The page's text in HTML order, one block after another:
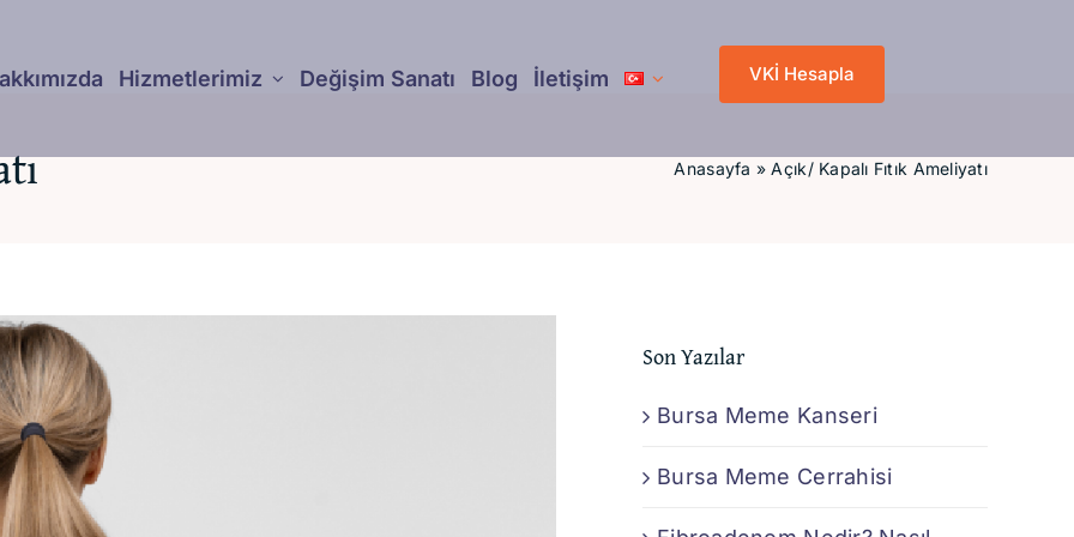
Hizmetlerimiz Değişim Sanatı Blog İletişim VKİ Hesapla
Anasayfa »Açık/ Kapalı Fıtık Ameliyatı
Son Yazılar
Bursa Meme Kanseri
Bursa Meme Cerrahisi